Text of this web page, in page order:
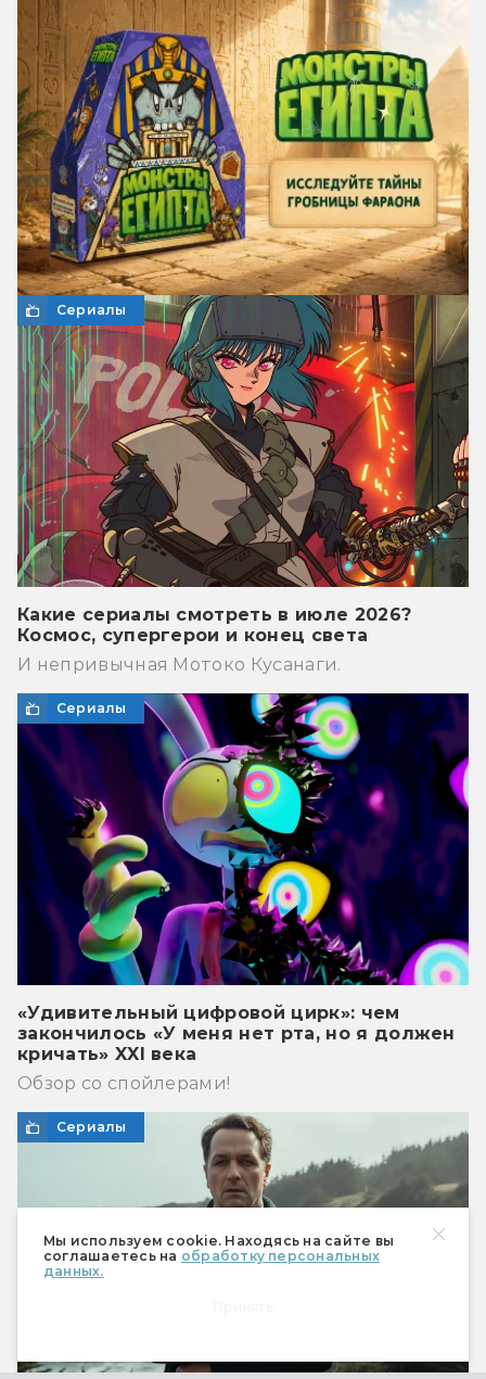
Мы используем cookie. Находясь на сайте вы
соглашаетесь на обработку персональных
данных.
Сериалы
Какие сериалы смотреть в июле 2026?
Космос, супергерои и конец света
И непривычная Мотоко Кусанаги.
Сериалы
«Удивительный цифровой цирк»: чем
закончилось «У меня нет рта, но я должен
кричать» XXI века
Обзор со спойлерами!
Сериалы